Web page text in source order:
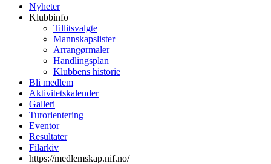
Nyheter
Klubbinfo
Tillitsvalgte
Mannskapslister
Arrangørmaler
Handlingsplan
Klubbens historie
Bli medlem
Aktivitetskalender
Galleri
Turorientering
Eventor
Resultater
Filarkiv
https://medlemskap.nif.no/